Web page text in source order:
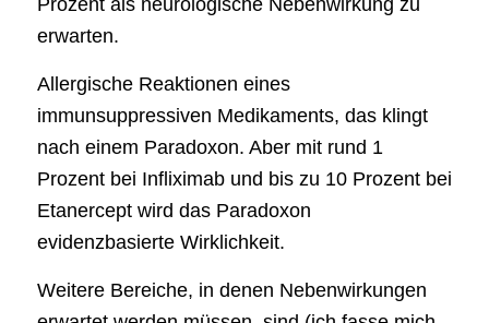
erwarten.
Allergische Reaktionen eines
immunsuppressiven Medikaments, das klingt
nach einem Paradoxon. Aber mit rund 1
Prozent bei Infliximab und bis zu 10 Prozent bei
Etanercept wird das Paradoxon
evidenzbasierte Wirklichkeit.
Weitere Bereiche, in denen Nebenwirkungen